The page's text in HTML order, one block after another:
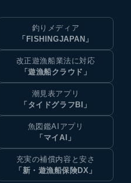
釣りメディア
「FISHINGJAPAN」
改正遊漁船業法に対応
「遊漁船クラウド」
潮見表アプリ
「タイドグラフBI」
魚図鑑AIアプリ
「マイAI」
充実の補償内容と安さ
「新・遊漁船保険DX」